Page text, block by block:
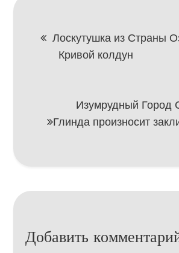
Навигация
записям
Лоскутушка из Страны
Кривой колдун
Изумрудный Город
Глинда произносит
Добавить